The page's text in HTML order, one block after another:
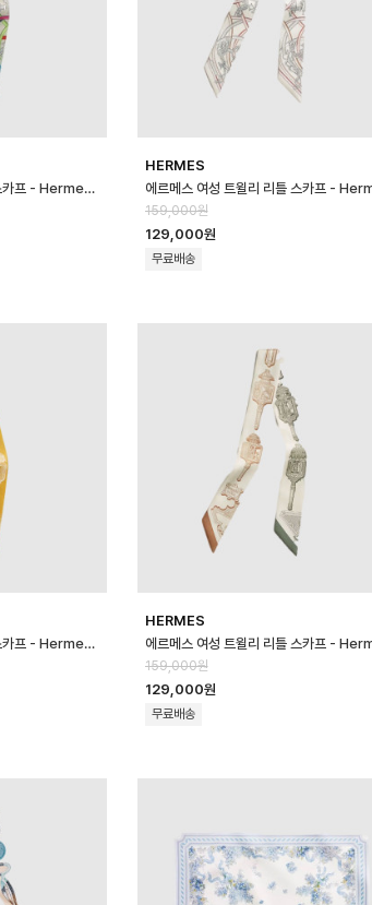
에르메스 여성 트윌리 리틀 스카프 - Hermes Womens Twilly Little S…
HERMES
159,000원
129,000원
무료배송
에르메스 여성 트윌리 리틀 스카프 - Hermes Womens Twilly Little S…
HERMES
159,000원
129,000원
무료배송